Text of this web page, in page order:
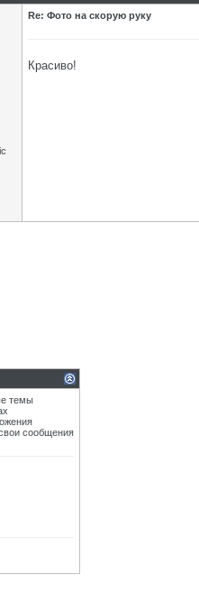
Re: Фото на скорую руку
Красиво!
темы
сообщения